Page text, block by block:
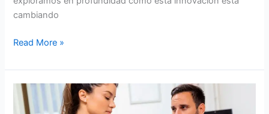
cambiando
Read More »
Cáncer